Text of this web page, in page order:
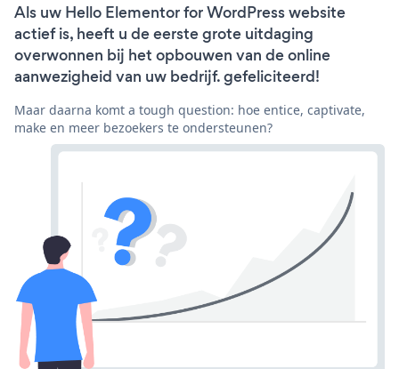
Als uw Hello Elementor for WordPress website
actief is, heeft u de eerste grote uitdaging
overwonnen bij het opbouwen van de online
aanwezigheid van uw bedrijf. gefeliciteerd!
Maar daarna komt a tough question: hoe entice, captivate,
make en meer bezoekers te ondersteunen?